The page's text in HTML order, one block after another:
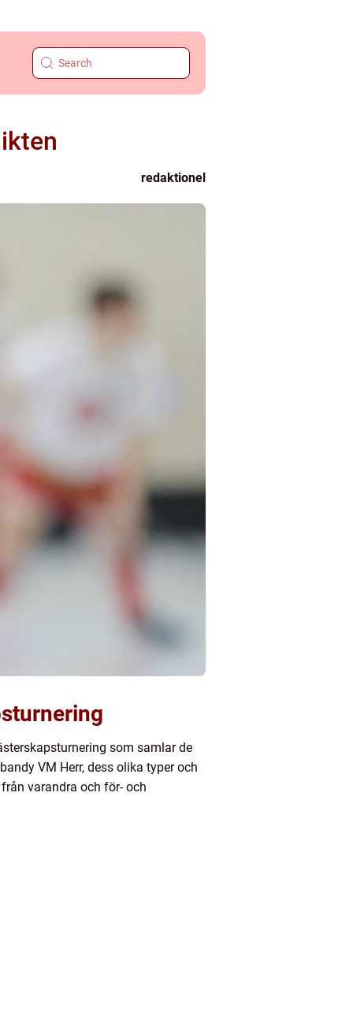
redaktionel
som samlar de
VM Herr, dess olika typer och
varandra och för- och